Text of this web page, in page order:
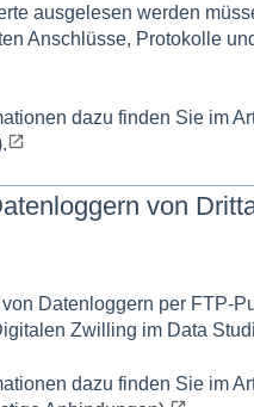
ausgelesen werden
Anschlüsse, Protokolle
dazu finden Sie im
.
von
Datenloggern per FTP-
Zwilling im Data
dazu finden Sie im